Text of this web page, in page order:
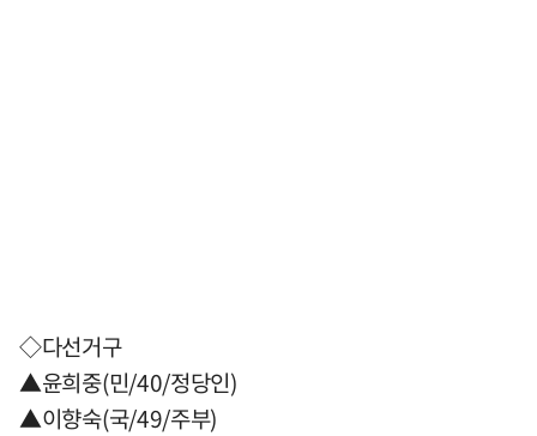
◇다선거구
▲윤희중(민/40/정당인)
▲이향숙(국/49/주부)